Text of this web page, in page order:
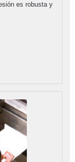
es robusta y